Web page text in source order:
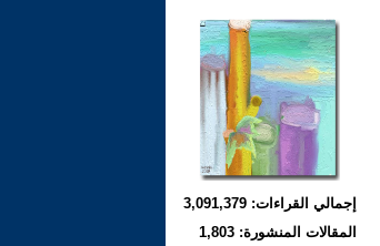
إجمالي القراءات: 3,091,379
المقالات المنشورة: 1,803